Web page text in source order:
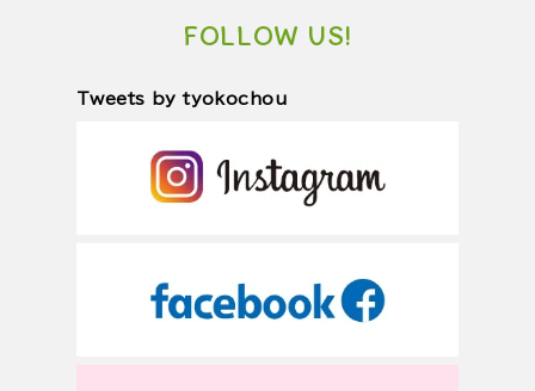
FOLLOW US!
Tweets by tyokochou